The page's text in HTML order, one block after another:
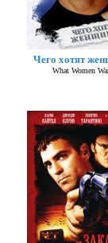
Чего хотят
What Women